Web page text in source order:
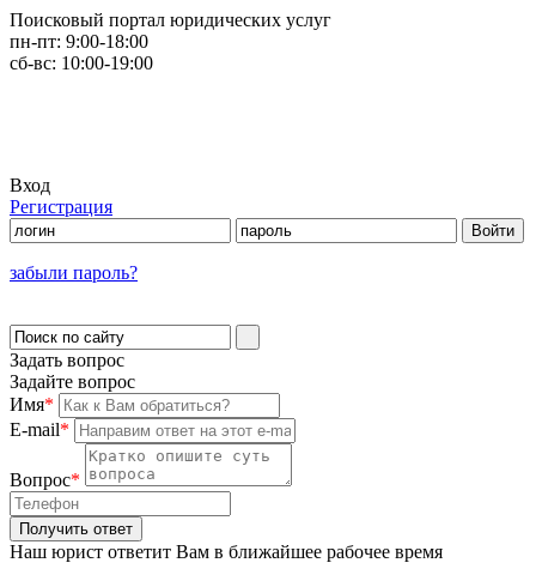
Поисковый портал юридических услуг
пн-пт: 9:00-18:00
сб-вс: 10:00-19:00
Вход
Регистрация
забыли пароль?
Задать вопрос
Задайте вопрос
Имя*
E-mail*
Вопрос*
Наш юрист ответит Вам в ближайшее рабочее время